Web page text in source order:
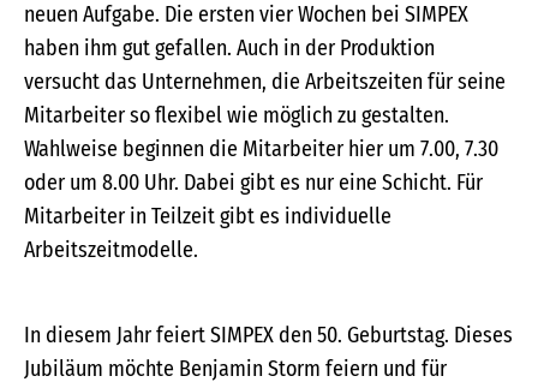
neuen Aufgabe. Die ersten vier Wochen bei SIMPEX
haben ihm gut gefallen. Auch in der Produktion
versucht das Unternehmen, die Arbeitszeiten für seine
Mitarbeiter so flexibel wie möglich zu gestalten.
Wahlweise beginnen die Mitarbeiter hier um 7.00, 7.30
oder um 8.00 Uhr. Dabei gibt es nur eine Schicht. Für
Mitarbeiter in Teilzeit gibt es individuelle
Arbeitszeitmodelle.
In diesem Jahr feiert SIMPEX den 50. Geburtstag. Dieses
Jubiläum möchte Benjamin Storm feiern und für